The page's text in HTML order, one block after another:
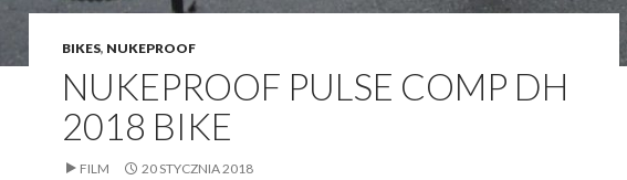
BIKES, NUKEPROOF
NUKEPROOF PULSE COMP DH
2018 BIKE
FILM 20 STYCZNIA 2018